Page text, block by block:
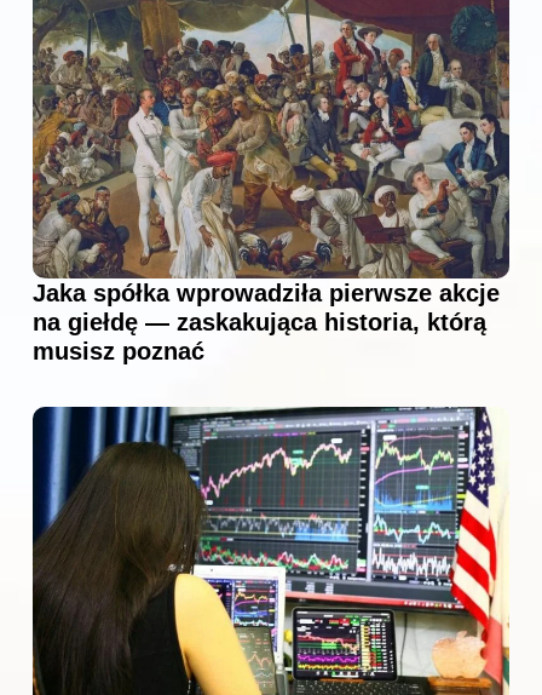
Jaka spółka wprowadziła pierwsze akcje
na giełdę — zaskakująca historia, którą
musisz poznać